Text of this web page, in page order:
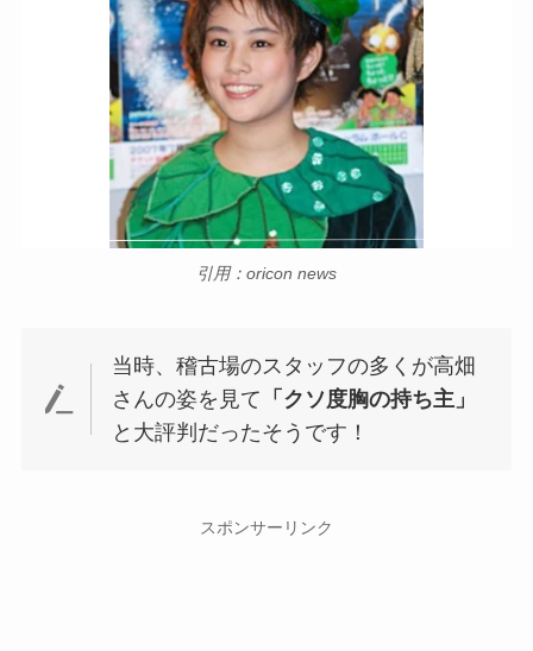
引用：oricon news
当時、稽古場のスタッフの多くが高畑
さんの姿を見て 「クソ度胸の持ち主」
と大評判だったそうです！
スポンサーリンク